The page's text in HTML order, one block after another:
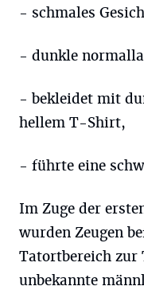
- schmales
- dunkle
- bekleidet mit
hellem T-Shirt,
- führte eine
Im Zuge der
wurden Zeugen
Tatortbereich zur
unbekannte